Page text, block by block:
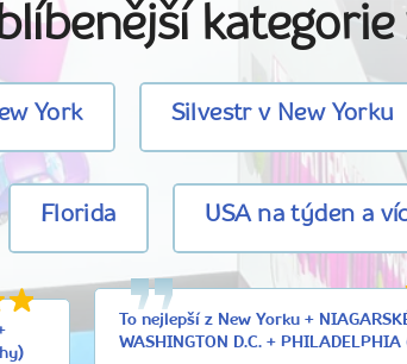
kategorie
York Silvestr v New Yorku
Florida USA na týden a
To nejlepší z New Yorku +
WASHINGTON D.C. +